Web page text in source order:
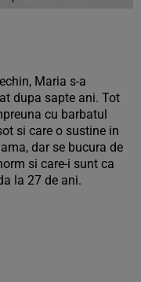
Maria s-a
dupa sapte ani. Tot
cu barbatul
si care o sustine in
dar se bucura de
si care-i sunt ca
la 27 de ani.